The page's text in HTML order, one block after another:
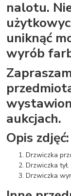
nalotu.
uniknąć
wyrób
aukcjach.
Opis zdjęć:
Drzwiczka
Drzwiczka tył.
Drzwiczka